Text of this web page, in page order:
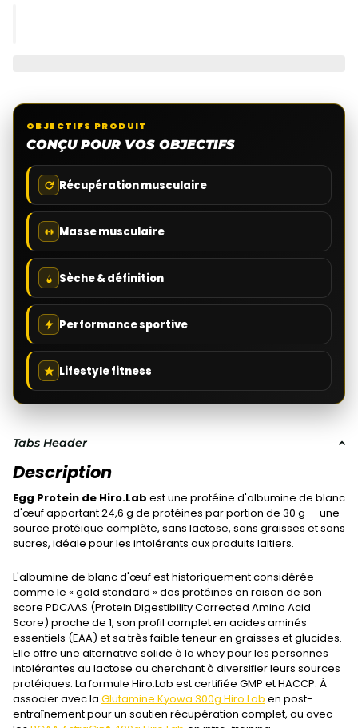
OBJECTIFS PRODUIT
CONÇU POUR VOS OBJECTIFS
Récupération musculaire
Masse musculaire
Sèche & définition
Performance sportive
Lifestyle fitness
Tabs Header
Description
Egg Protein de Hiro.Lab est une protéine d'albumine de blanc
d'œuf apportant 24,6 g de protéines par portion de 30 g — une
source protéique complète, sans lactose, sans graisses et sans
sucres, idéale pour les intolérants aux produits laitiers.
L'albumine de blanc d'œuf est historiquement considérée
comme le « gold standard » des protéines en raison de son
score PDCAAS (Protein Digestibility Corrected Amino Acid
Score) proche de 1, son profil complet en acides aminés
essentiels (EAA) et sa très faible teneur en graisses et glucides.
Elle offre une alternative solide à la whey pour les personnes
intolérantes au lactose ou cherchant à diversifier leurs sources
protéiques. La formule Hiro.Lab est certifiée GMP et HACCP. À
associer avec la Glutamine Kyowa 300g Hiro.Lab en post-
entraînement pour un soutien récupération complet, ou avec